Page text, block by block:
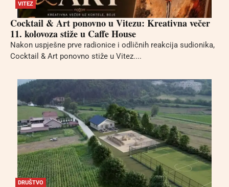
VITEZ
Cocktail & Art ponovno u Vitezu: Kreativna večer
11. kolovoza stiže u Caffe House
Nakon uspješne prve radionice i odličnih reakcija sudionika,
Cocktail & Art ponovno stiže u Vitez....
DRUŠTVO